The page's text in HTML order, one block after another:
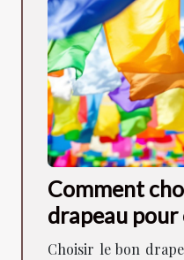
Comment
drapeau pour
?
Choisir le bon